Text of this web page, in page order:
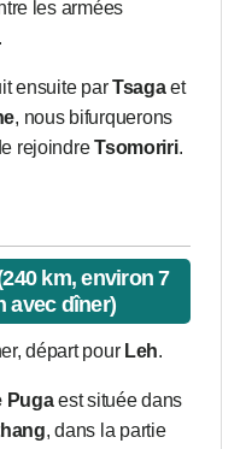
les armées
ensuite parTsagaet
, nous bifurquerons
rejoindreTsomoriri.
km, environ 7
avec dîner)
départ pour Leh.
Pugaest située dans
, dans la partie